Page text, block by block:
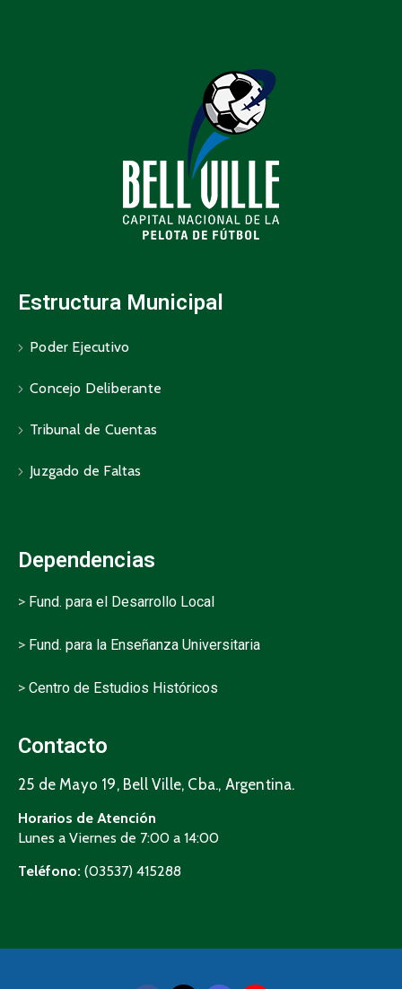
Estructura Municipal
Poder Ejecutivo
Concejo Deliberante
Tribunal de Cuentas
Juzgado de Faltas
Dependencias
> Fund. para el Desarrollo Local
> Fund. para la Enseñanza Universitaria
> Centro de Estudios Históricos
Contacto
25 de Mayo 19, Bell Ville, Cba., Argentina.
Horarios de Atención
Lunes a Viernes de 7:00 a 14:00
Teléfono: (03537) 415288